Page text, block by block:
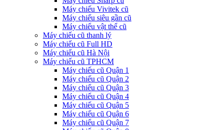
Máy chiếu Vivitek cũ
Máy chiếu siêu gần cũ
Máy chiếu vật thể cũ
Máy chiếu cũ thanh lý
Máy chiếu cũ Full HD
Máy chiếu cũ Hà Nội
Máy chiếu cũ TPHCM
Máy chiếu cũ Quận 1
Máy chiếu cũ Quận 2
Máy chiếu cũ Quận 3
Máy chiếu cũ Quận 4
Máy chiếu cũ Quận 5
Máy chiếu cũ Quận 6
Máy chiếu cũ Quận 7